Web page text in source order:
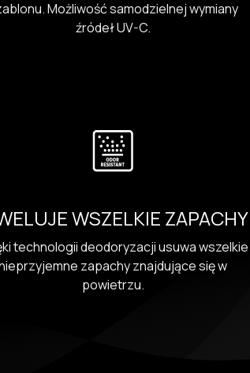
Możliwość samodzielnej wymiany
źródeł UV-C.
WSZELKIE ZAPACHY
technologii deodoryzacji usuwa wszelkie
zapachy znajdujące się w
powietrzu.